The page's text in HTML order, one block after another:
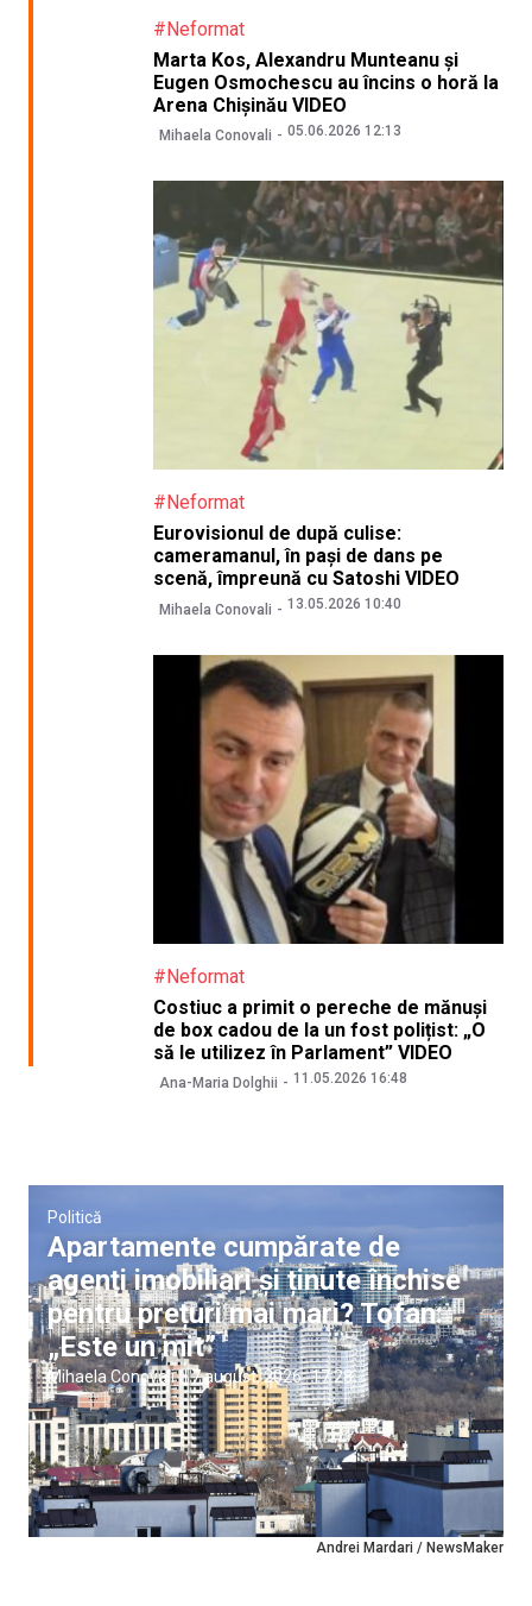
#Neformat
Marta Kos, Alexandru Munteanu și
Eugen Osmochescu au încins o horă la
Arena Chișinău VIDEO
Mihaela Conovali 05.06.2026 12:13
#Neformat
Eurovisionul de după culise:
cameramanul, în pași de dans pe
scenă, împreună cu Satoshi VIDEO
Mihaela Conovali 13.05.2026 10:40
#Neformat
Costiuc a primit o pereche de mănuși
de box cadou de la un fost polițist: „O
să le utilizez în Parlament” VIDEO
Ana-Maria Dolghii 11.05.2026 16:48
Andrei Mardari / NewsMaker
Politică
Apartamente cumpărate de
agenți imobiliari și ținute închise
pentru prețuri mai mari? Tofan:
„Este un mit”
Mihaela Conovali |7 august, 2026 17:28